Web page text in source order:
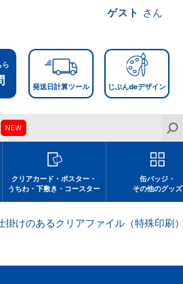
ゲスト さん
ら
発送日計算ツール じぶんdeデザイン
NEW
クリアカード・ポスター・
うちわ・下敷き・コースター
缶バッジ・
その他のグッズ
掛けのあるクリアファイル（特殊印刷）